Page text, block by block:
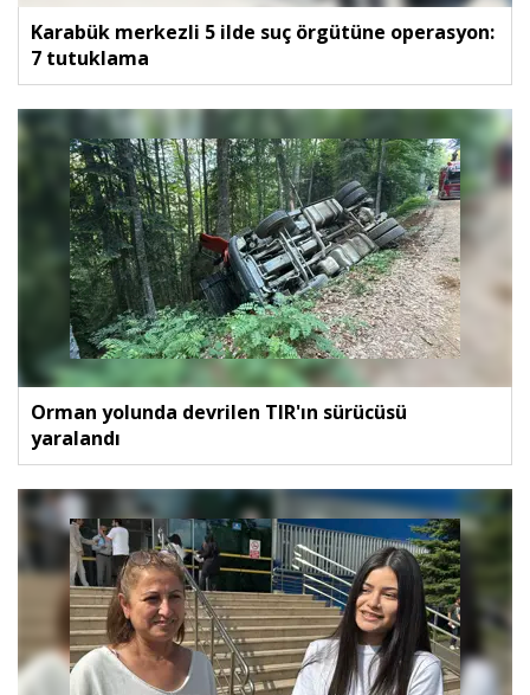
Karabük merkezli 5 ilde suç örgütüne operasyon:
7 tutuklama
Orman yolunda devrilen TIR'ın sürücüsü
yaralandı